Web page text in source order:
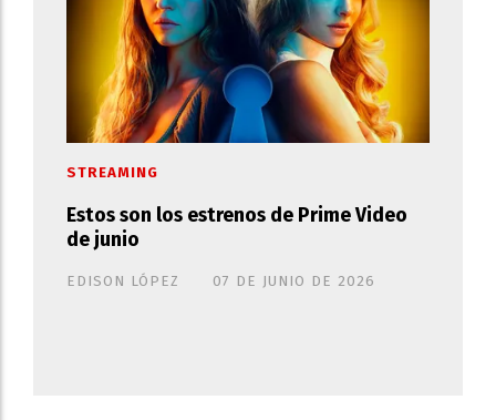
Estos son los estrenos de Prime Video
de junio
EDISON LÓPEZ
STREAMING
07 DE JUNIO DE 2026